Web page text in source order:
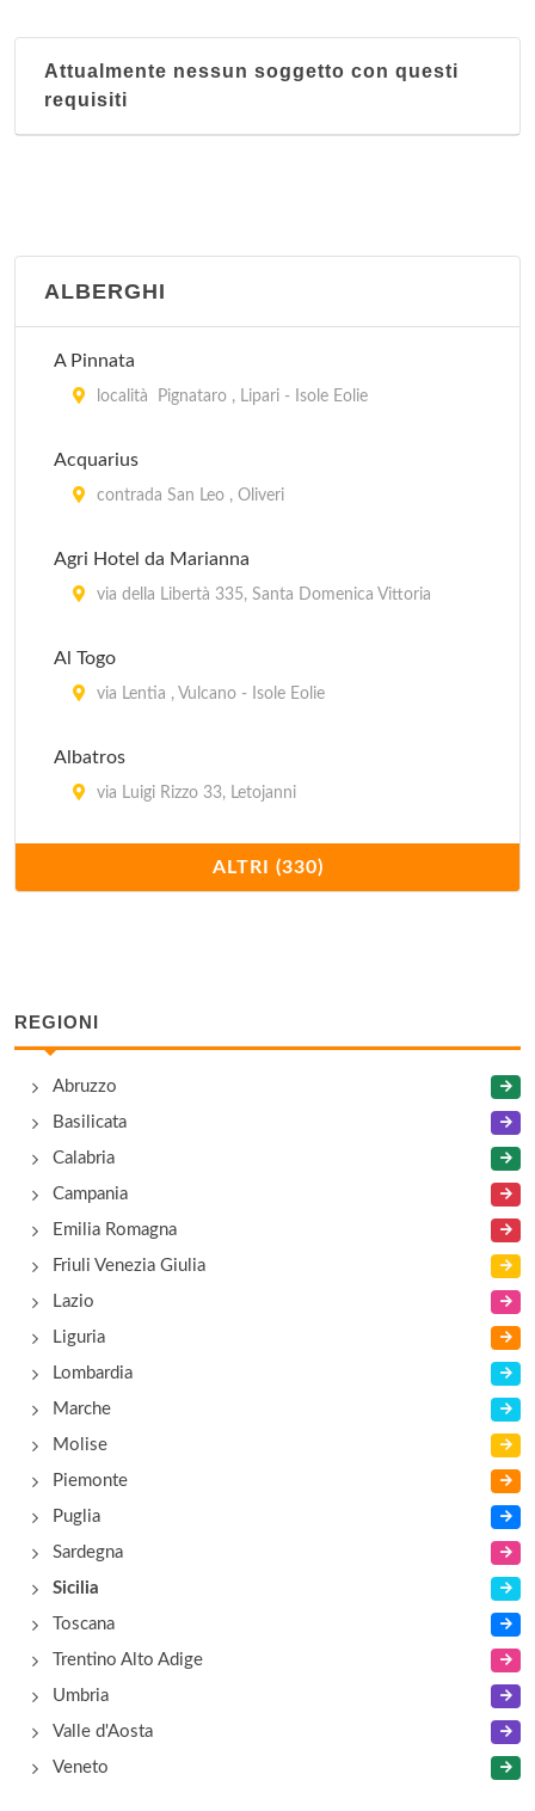
Attualmente nessun soggetto con questi
requisiti
ALBERGHI
A Pinnata
località Pignataro , Lipari - Isole Eolie
Acquarius
contrada San Leo , Oliveri
Agri Hotel da Marianna
via della Libertà 335, Santa Domenica Vittoria
Al Togo
via Lentia , Vulcano - Isole Eolie
Albatros
via Luigi Rizzo 33, Letojanni
via San Pietro , Panarea - Isole Eolie
Alexander
via Nixa , Giardini Naxos
Andromaco Palace Hotel
via Martino , Taormina
Antea
ALTRI (330)
REGIONI
Abruzzo
Basilicata
Calabria
Campania
Emilia Romagna
Friuli Venezia Giulia
Lazio
Liguria
Lombardia
Marche
Molise
Piemonte
Puglia
Sardegna
Sicilia
Toscana
Trentino Alto Adige
Umbria
Valle d'Aosta
Veneto